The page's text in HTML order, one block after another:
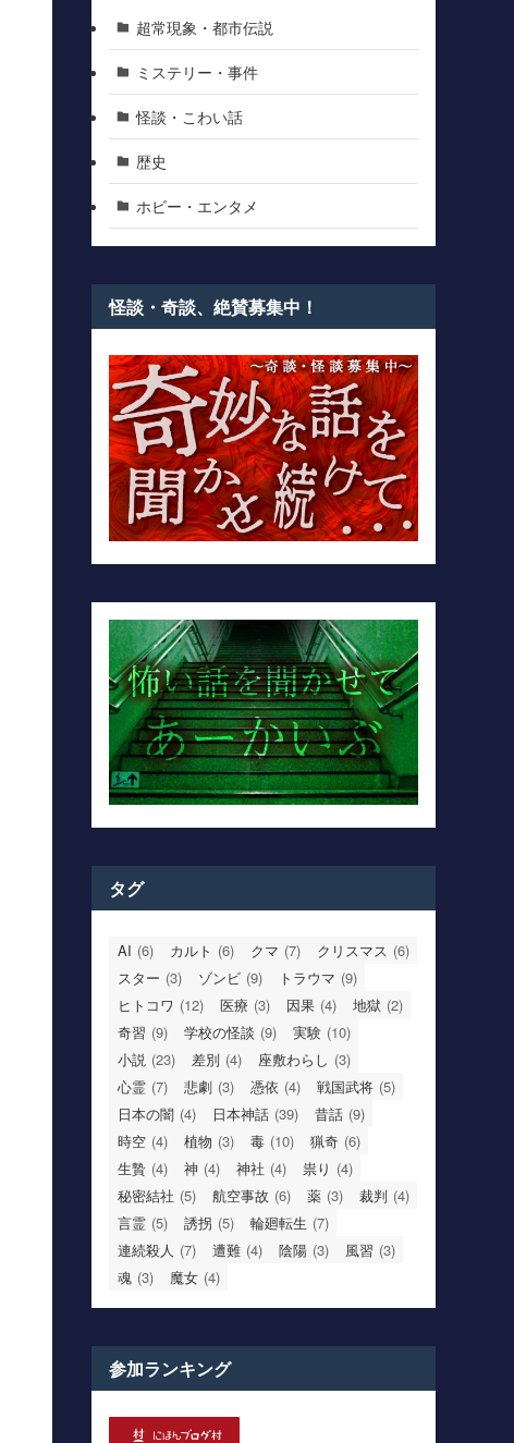
超常現象・都市伝説
ミステリー・事件
怪談・こわい話
歴史
ホビー・エンタメ
怪談・奇談、絶賛募集中！
タグ
AI (6) カルト (6) クマ (7) クリスマス (6)
スター (3) ゾンビ (9) トラウマ (9)
ヒトコワ (12) 医療 (3) 因果 (4) 地獄 (2)
奇習 (9) 学校の怪談 (9) 実験 (10)
小説 (23) 差別 (4) 座敷わらし (3)
心霊 (7) 悲劇 (3) 憑依 (4) 戦国武将 (5)
日本の闇 (4) 日本神話 (39) 昔話 (9)
時空 (4) 植物 (3) 毒 (10) 猟奇 (6)
生贄 (4) 神 (4) 神社 (4) 祟り (4)
秘密結社 (5) 航空事故 (6) 薬 (3) 裁判 (4)
言霊 (5) 誘拐 (5) 輪廻転生 (7)
連続殺人 (7) 遭難 (4) 陰陽 (3) 風習 (3)
魂 (3) 魔女 (4)
参加ランキング